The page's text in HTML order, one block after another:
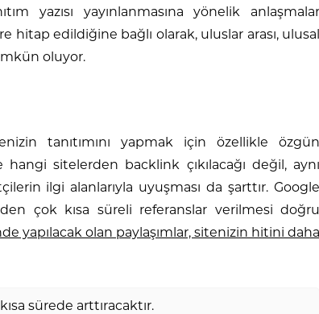
yazısı yayınlanmasına yönelik anlaşmalar
edildiğine bağlı olarak, uluslar arası, ulusal
oluyor.
tanıtımını yapmak için özellikle özgün
sitelerden backlink çıkılacağı değil, aynı
ilgi alanlarıyla uyuşması da şarttır. Google
çok kısa süreli referanslar verilmesi doğru
yapılacak olan paylaşımlar, sitenizin hitini daha
sürede arttıracaktır.